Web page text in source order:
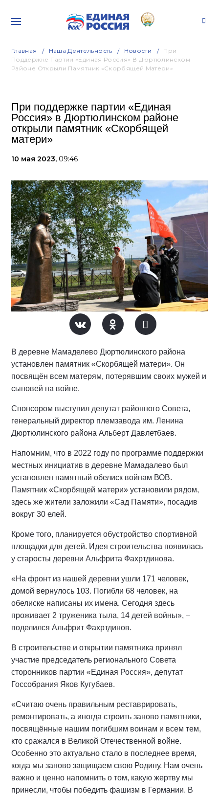
Главная Наша Деятельность Новости
При
Поддержке Партии «Единая Россия» В Дюртюлинском
Районе Открыли Памятник «Скорбящей Матери»
При поддержке партии «Единая
Россия» в Дюртюлинском районе
открыли памятник «Скорбящей
матери»
10 мая 2023, 09:46
В деревне Мамаделево Дюртюлинского района
установлен памятник «Скорбящей матери». Он
посвящён всем матерям, потерявшим своих мужей и
сыновей на войне.
Спонсором выступил депутат районного Совета,
генеральный директор племзавода им. Ленина
Дюртюлинского района Альберт Давлетбаев.
Напомним, что в 2022 году по программе поддержки
местных инициатив в деревне Мамадалево был
установлен памятный обелиск войнам ВОВ.
Памятник «Скорбящей матери» установили рядом,
здесь же жители заложили «Сад Памяти», посадив
вокруг 30 елей.
Кроме того, планируется обустройство спортивной
площадки для детей. Идея строительства появилась
у старосты деревни Альфрита Фахртдинова.
«На фронт из нашей деревни ушли 171 человек,
домой вернулось 103. Погибли 68 человек, на
обелиске написаны их имена. Сегодня здесь
проживает 2 труженика тыла, 14 детей войны», –
поделился Альфрит Фахртдинов.
В строительстве и открытии памятника принял
участие председатель регионального Совета
сторонников партии «Единая Россия», депутат
Госсобрания Яков Кугубаев.
«Считаю очень правильным реставрировать,
ремонтировать, а иногда строить заново памятники,
посвящённые нашим погибшим воинам и всем тем,
кто сражался в Великой Отечественной войне.
Особенно это актуально стало в последнее время,
когда мы заново защищаем свою Родину. Нам очень
важно и ценно напомнить о том, какую жертву мы
принесли, чтобы победить фашизм в Германии. В